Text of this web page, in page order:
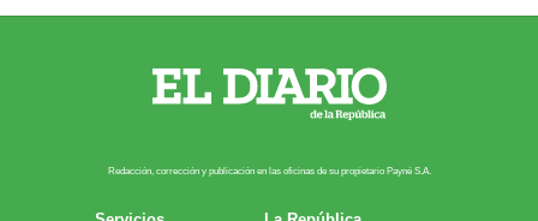
Redacción, corrección y publicación en las oficinas de su propietario Payn​é S.A.